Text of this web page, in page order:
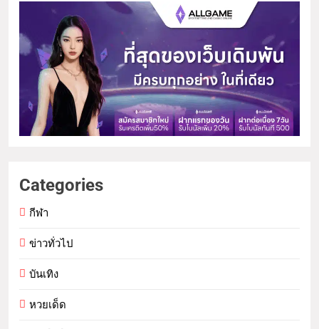
Categories
กีฬา
ข่าวทั่วไป
บันเทิง
หวยเด็ด